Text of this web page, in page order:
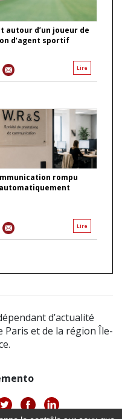
autour d’un joueur de
d’agent sportif
Lire
rompu
Lire
d’actualité
Paris et de la région Île-